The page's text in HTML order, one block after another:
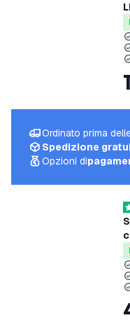
Ordinato prima
Spedizione
Opzioni di